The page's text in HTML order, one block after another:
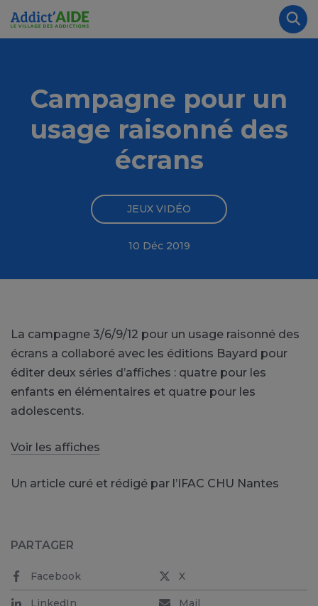
Aller au contenu principal
Campagne pour un
usage raisonné des
écrans
JEUX VIDÉO
10 Déc 2019
La campagne 3/6/9/12 pour un usage raisonné des
écrans a collaboré avec les éditions Bayard pour
éditer deux séries d’affiches : quatre pour les
enfants en élémentaires et quatre pour les
adolescents.
Voir les affiches
Un article curé et rédigé par l’IFAC CHU Nantes
PARTAGER
Facebook X
LinkedIn Mail
Panneau de gestion des cookies